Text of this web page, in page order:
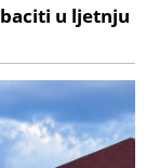
u ljetnju